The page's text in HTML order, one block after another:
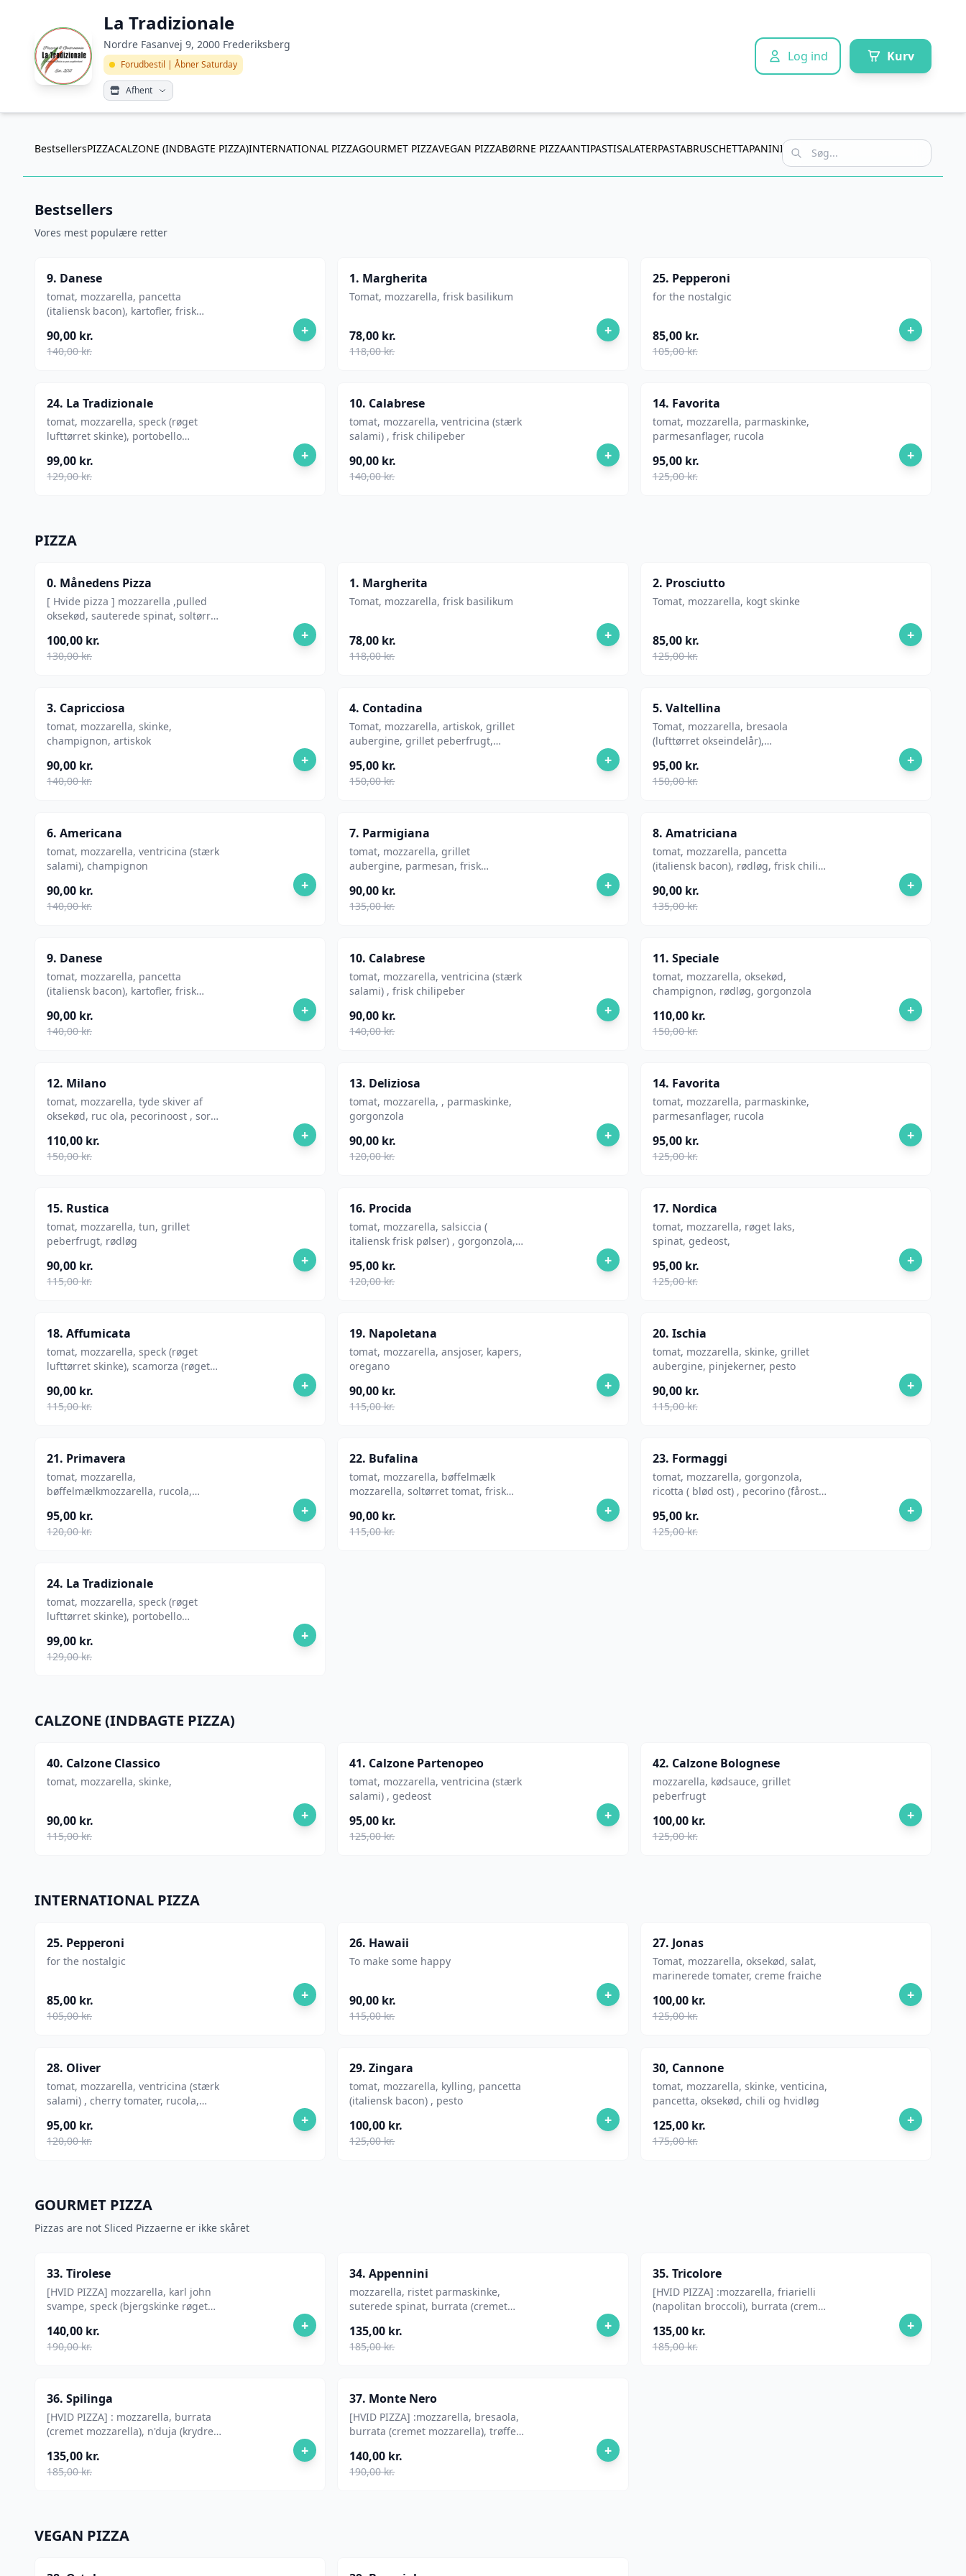
La Tradizionale
Nordre Fasanvej 9, 2000 Frederiksberg
Forudbestil | Åbner Saturday
Afhent
Log ind Kurv
BestsellersPIZZACALZONE (INDBAGTE PIZZA)INTERNATIONAL PIZZAGOURMET PIZZAVEGAN PIZZABØRNE PIZZAANTIPASTISALATERPASTABRUSCHETTAPANINIØL OG VIN DESSERT
Bestsellers
Vores mest populære retter
9. Danese
tomat, mozzarella, pancetta
(italiensk bacon), kartofler, frisk
90,00 kr.
140,00 kr.
+
1. Margherita
Tomat, mozzarella, frisk basilikum
78,00 kr.
118,00 kr.
+
25. Pepperoni
for the nostalgic
85,00 kr.
105,00 kr.
+
24. La Tradizionale
tomat, mozzarella, speck (røget
lufttørret skinke), portobello
99,00 kr.
129,00 kr.
+
10. Calabrese
tomat, mozzarella, ventricina (stærk
salami) , frisk chilipeber
90,00 kr.
140,00 kr.
+
14. Favorita
tomat, mozzarella, parmaskinke,
parmesanflager, rucola
95,00 kr.
125,00 kr.
+
PIZZA
0. Månedens Pizza
[ Hvide pizza ] mozzarella ,pulled
oksekød, sauterede spinat, soltørret
100,00 kr.
130,00 kr.
+
1. Margherita
Tomat, mozzarella, frisk basilikum
78,00 kr.
118,00 kr.
+
2. Prosciutto
Tomat, mozzarella, kogt skinke
85,00 kr.
125,00 kr.
+
3. Capricciosa
tomat, mozzarella, skinke,
champignon, artiskok
90,00 kr.
140,00 kr.
+
4. Contadina
Tomat, mozzarella, artiskok, grillet
aubergine, grillet peberfrugt,
95,00 kr.
150,00 kr.
+
5. Valtellina
Tomat, mozzarella, bresaola
(lufttørret okseindelår),
95,00 kr.
150,00 kr.
+
6. Americana
tomat, mozzarella, ventricina (stærk
salami), champignon
90,00 kr.
140,00 kr.
+
7. Parmigiana
tomat, mozzarella, grillet
aubergine, parmesan, frisk
90,00 kr.
135,00 kr.
+
8. Amatriciana
tomat, mozzarella, pancetta
(italiensk bacon), rødløg, frisk chili
90,00 kr.
135,00 kr.
+
9. Danese
tomat, mozzarella, pancetta
(italiensk bacon), kartofler, frisk
90,00 kr.
140,00 kr.
+
10. Calabrese
tomat, mozzarella, ventricina (stærk
salami) , frisk chilipeber
90,00 kr.
140,00 kr.
+
11. Speciale
tomat, mozzarella, oksekød,
champignon, rødløg, gorgonzola
110,00 kr.
150,00 kr.
+
12. Milano
tomat, mozzarella, tyde skiver af
oksekød, ruc ola, pecorinoost , sort
110,00 kr.
150,00 kr.
+
13. Deliziosa
tomat, mozzarella, , parmaskinke,
gorgonzola
90,00 kr.
120,00 kr.
+
14. Favorita
tomat, mozzarella, parmaskinke,
parmesanflager, rucola
95,00 kr.
125,00 kr.
+
15. Rustica
tomat, mozzarella, tun, grillet
peberfrugt, rødløg
90,00 kr.
115,00 kr.
+
16. Procida
tomat, mozzarella, salsiccia (
italiensk frisk pølser) , gorgonzola,
95,00 kr.
120,00 kr.
+
17. Nordica
tomat, mozzarella, røget laks,
spinat, gedeost,
95,00 kr.
125,00 kr.
+
18. Affumicata
tomat, mozzarella, speck (røget
lufttørret skinke), scamorza (røget
90,00 kr.
115,00 kr.
+
19. Napoletana
tomat, mozzarella, ansjoser, kapers,
oregano
90,00 kr.
115,00 kr.
+
20. Ischia
tomat, mozzarella, skinke, grillet
aubergine, pinjekerner, pesto
90,00 kr.
115,00 kr.
+
21. Primavera
tomat, mozzarella,
bøffelmælkmozzarella, rucola,
95,00 kr.
120,00 kr.
+
22. Bufalina
tomat, mozzarella, bøffelmælk
mozzarella, soltørret tomat, frisk
90,00 kr.
115,00 kr.
+
23. Formaggi
tomat, mozzarella, gorgonzola,
ricotta ( blød ost) , pecorino (fårost ),
95,00 kr.
125,00 kr.
+
24. La Tradizionale
tomat, mozzarella, speck (røget
lufttørret skinke), portobello
99,00 kr.
129,00 kr.
+
CALZONE (INDBAGTE PIZZA)
40. Calzone Classico
tomat, mozzarella, skinke,
90,00 kr.
115,00 kr.
+
41. Calzone Partenopeo
tomat, mozzarella, ventricina (stærk
salami) , gedeost
95,00 kr.
125,00 kr.
+
42. Calzone Bolognese
mozzarella, kødsauce, grillet
peberfrugt
100,00 kr.
125,00 kr.
+
INTERNATIONAL PIZZA
25. Pepperoni
for the nostalgic
85,00 kr.
105,00 kr.
+
26. Hawaii
To make some happy
90,00 kr.
115,00 kr.
+
27. Jonas
Tomat, mozzarella, oksekød, salat,
marinerede tomater, creme fraiche
100,00 kr.
125,00 kr.
+
28. Oliver
tomat, mozzarella, ventricina (stærk
salami) , cherry tomater, rucola,
95,00 kr.
120,00 kr.
+
29. Zingara
tomat, mozzarella, kylling, pancetta
(italiensk bacon) , pesto
100,00 kr.
125,00 kr.
+
30, Cannone
tomat, mozzarella, skinke, venticina,
pancetta, oksekød, chili og hvidløg
125,00 kr.
175,00 kr.
+
GOURMET PIZZA
Pizzas are not Sliced Pizzaerne er ikke skåret
33. Tirolese
[HVID PIZZA] mozzarella, karl john
svampe, speck (bjergskinke røget
mozzarellaost)
140,00 kr.
190,00 kr.
+
34. Appennini
mozzarella, ristet parmaskinke,
suterede spinat, burrata (cremet
135,00 kr.
185,00 kr.
+
35. Tricolore
[HVID PIZZA] :mozzarella, friarielli
(napolitan broccoli), burrata (cremet
tomater,, balsamico glace
135,00 kr.
185,00 kr.
+
36. Spilinga
[HVID PIZZA] : mozzarella, burrata
(cremet mozzarella), n'duja (krydret,
135,00 kr.
185,00 kr.
+
37. Monte Nero
[HVID PIZZA] :mozzarella, bresaola,
burrata (cremet mozzarella), trøffel
140,00 kr.
190,00 kr.
+
VEGAN PIZZA